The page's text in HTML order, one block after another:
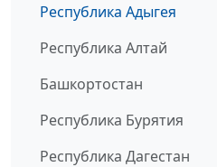
Республика Адыгея
Республика Алтай
Башкортостан
Республика Бурятия
Республика Дагестан